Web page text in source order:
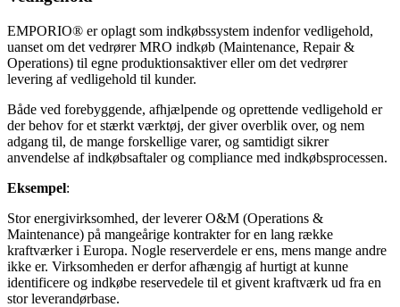
EMPORIO® er oplagt som indkøbssystem indenfor vedligehold,
uanset om det vedrører MRO indkøb (Maintenance, Repair &
Operations) til egne produktionsaktiver eller om det vedrører
levering af vedligehold til kunder.
Både ved forebyggende, afhjælpende og oprettende vedligehold er
der behov for et stærkt værktøj, der giver overblik over, og nem
adgang til, de mange forskellige varer, og samtidigt sikrer
anvendelse af indkøbsaftaler og compliance med indkøbsprocessen.
Eksempel:
Stor energivirksomhed, der leverer O&M (Operations &
Maintenance) på mangeårige kontrakter for en lang række
kraftværker i Europa. Nogle reserverdele er ens, mens mange andre
ikke er. Virksomheden er derfor afhængig af hurtigt at kunne
identificere og indkøbe reservedele til et givent kraftværk ud fra en
stor leverandørbase.